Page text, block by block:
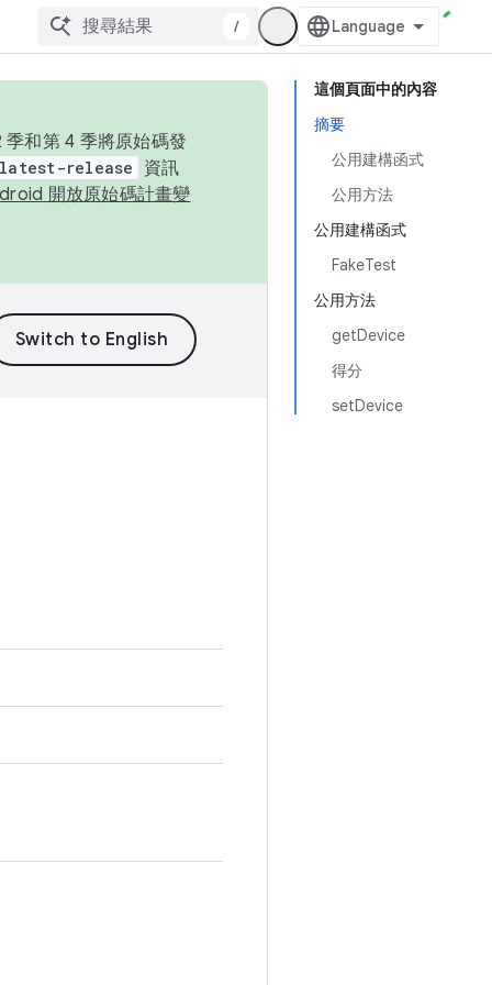
/
這個頁面中的內容
摘要
公用建構函式
公用方法
公用建構函式
FakeTest
公用方法
getDevice
得分
setDevice
和第 4 季將原始碼發
release
資訊
開放原始碼計畫變